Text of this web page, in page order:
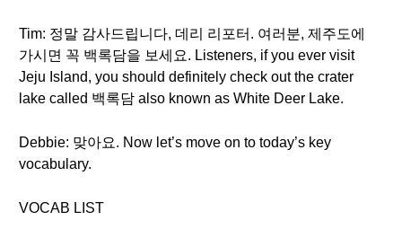
Tim: 정말 감사드립니다, 데리 리포터. 여러분, 제주도에
가시면 꼭 백록담을 보세요. Listeners, if you ever visit
Jeju Island, you should definitely check out the crater
lake called 백록담 also known as White Deer Lake.
Debbie: 맞아요. Now let’s move on to today’s key
vocabulary.
VOCAB LIST